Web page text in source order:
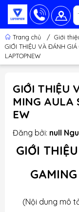
Trang chủ / Giới
GIỚI THIỆU VÀ ĐÁNH GIÁ
LAPTOPNEW
GIỚI THIỆU
MING AULA
EW
Đăng bởi: null
GIỚI
(Nội dung mô